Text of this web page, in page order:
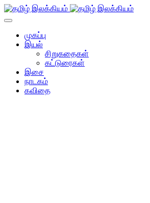
முகப்பு
இயல்
சிறுகதைகள்
கட்டுரைகள்
இசை
நாடகம்
கவிதை